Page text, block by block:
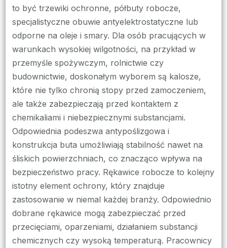
to być trzewiki ochronne, półbuty robocze,
specjalistyczne obuwie antyelektrostatyczne lub
odporne na oleje i smary. Dla osób pracujących w
warunkach wysokiej wilgotności, na przykład w
przemyśle spożywczym, rolnictwie czy
budownictwie, doskonałym wyborem są kalosze,
które nie tylko chronią stopy przed zamoczeniem,
ale także zabezpieczają przed kontaktem z
chemikaliami i niebezpiecznymi substancjami.
Odpowiednia podeszwa antypoślizgowa i
konstrukcja buta umożliwiają stabilność nawet na
śliskich powierzchniach, co znacząco wpływa na
bezpieczeństwo pracy. Rękawice robocze to kolejny
istotny element ochrony, który znajduje
zastosowanie w niemal każdej branży. Odpowiednio
dobrane rękawice mogą zabezpieczać przed
przecięciami, oparzeniami, działaniem substancji
chemicznych czy wysoką temperaturą. Pracownicy